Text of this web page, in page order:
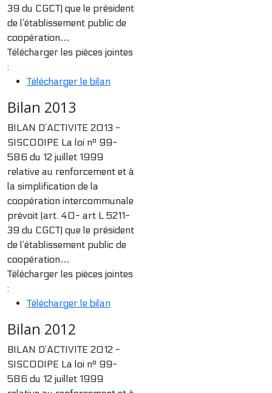
39 du CGCT) que le président
de l’établissement public de
coopération…
Télécharger les pièces jointes
:
Télécharger le bilan
Bilan 2013
BILAN D’ACTIVITE 2013 -
SISCODIPE La loi nº 99-
586 du 12 juillet 1999
relative au renforcement et à
la simplification de la
coopération intercommunale
prévoit (art. 40- art L 5211-
39 du CGCT) que le président
de l’établissement public de
coopération…
Télécharger les pièces jointes
:
Télécharger le bilan
Bilan 2012
BILAN D’ACTIVITE 2012 -
SISCODIPE La loi nº 99-
586 du 12 juillet 1999